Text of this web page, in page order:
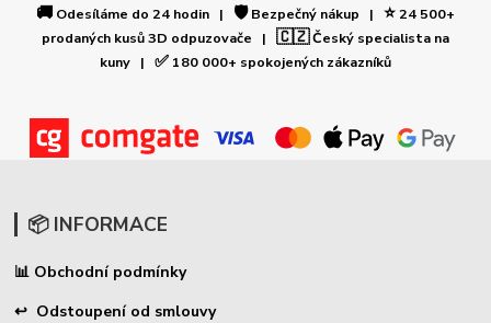
🚚 Odesíláme do 24 hodin | 🛡️Bezpečný nákup | ⭐24 500+
prodaných kusů 3D odpuzovače | 🇨🇿Český specialista na
kuny | ✅ 180 000+ spokojených zákazníků
📦 INFORMACE
📊 Obchodní podmínky
↩ Odstoupení od smlouvy